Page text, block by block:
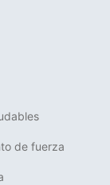
de fuerza